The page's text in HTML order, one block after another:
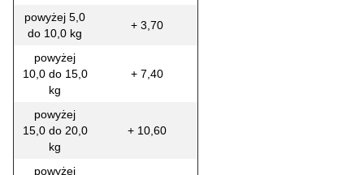
powyżej 5,0
do 10,0 kg
+ 3,70
powyżej
10,0 do 15,0
kg
+ 7,40
powyżej
15,0 do 20,0
kg
+ 10,60
powyżej